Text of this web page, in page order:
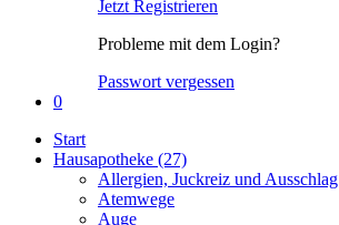
Jetzt Registrieren
Probleme mit dem Login?
Passwort vergessen
0
Start
Hausapotheke (27)
Allergien, Juckreiz und Ausschlag
Atemwege
Auge